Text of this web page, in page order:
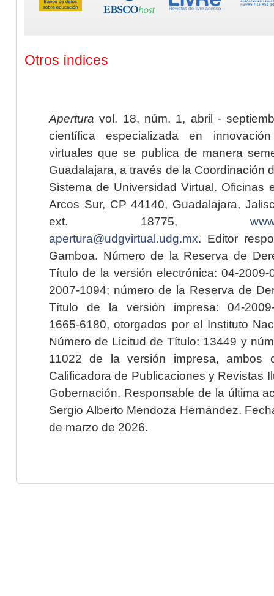
Otros índices
Apertura vol. 18, núm. 1, abril -
científica especializada en
virtuales que se publica de manera
Guadalajara, a través de la Coordinación
Sistema de Universidad Virtual. Oficinas
Arcos Sur, CP 44140, Guadalajara,
ext. 18775,
apertura@udgvirtual.udg.mx. Editor
Gamboa. Número de la Reserva de
Título de la versión electrónica: 04-2009-
2007-1094; número de la Reserva de
Título de la versión impresa: 04-2009-
1665-6180, otorgados por el Instituto
Número de Licitud de Título: 13449 y
11022 de la versión impresa, ambos
Calificadora de Publicaciones y Revistas
Gobernación. Responsable de la última
Sergio Alberto Mendoza Hernández.
de marzo de 2026.